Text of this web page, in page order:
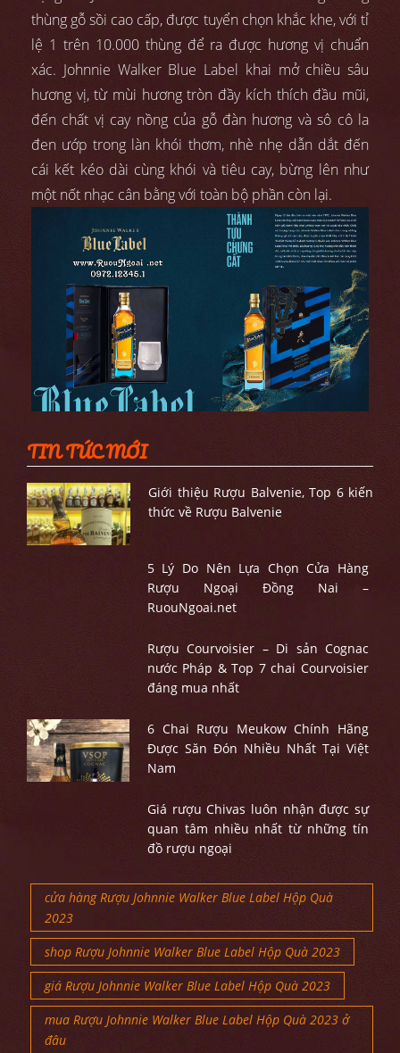
thùng gỗ sồi cao cấp, được tuyển chọn khắc khe, với tỉ
lệ 1 trên 10.000 thùng để ra được hương vị chuẩn
xác. Johnnie Walker Blue Label khai mở chiều sâu
hương vị, từ mùi hương tròn đầy kích thích đầu mũi,
đến chất vị cay nồng của gỗ đàn hương và sô cô la
đen ướp trong làn khói thơm, nhè nhẹ dẫn dắt đến
cái kết kéo dài cùng khói và tiêu cay, bừng lên như
một nốt nhạc cân bằng với toàn bộ phần còn lại.
TIN TỨC MỚI
Giới thiệu Rượu Balvenie, Top 6 kiến
thức về Rượu Balvenie
5 Lý Do Nên Lựa Chọn Cửa Hàng
Rượu Ngoại Đồng Nai –
RuouNgoai.net
Rượu Courvoisier – Di sản Cognac
nước Pháp & Top 7 chai Courvoisier
đáng mua nhất
6 Chai Rượu Meukow Chính Hãng
Được Săn Đón Nhiều Nhất Tại Việt
Nam
Giá rượu Chivas luôn nhận được sự
quan tâm nhiều nhất từ những tín
đồ rượu ngoại
cửa hàng Rượu Johnnie Walker Blue Label Hộp Quà
2023
shop Rượu Johnnie Walker Blue Label Hộp Quà 2023
giá Rượu Johnnie Walker Blue Label Hộp Quà 2023
mua Rượu Johnnie Walker Blue Label Hộp Quà 2023 ở
đâu